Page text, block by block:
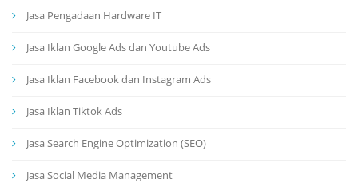
Jasa Pengadaan Hardware IT
Jasa Iklan Google Ads dan Youtube Ads
Jasa Iklan Facebook dan Instagram Ads
Jasa Iklan Tiktok Ads
Jasa Search Engine Optimization (SEO)
Jasa Social Media Management